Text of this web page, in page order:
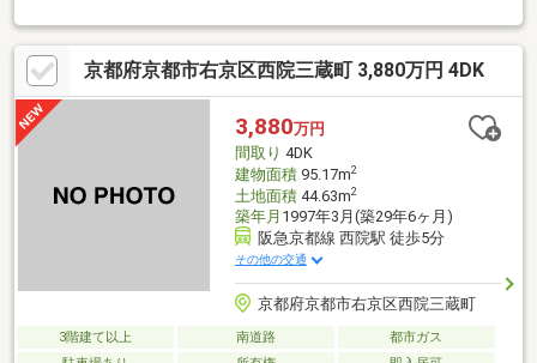
見学予約受付中 ■■■■■ご希望があれば周辺物件もご一緒にご案
内できます。現地集合・現地解散も可能。営業車での送迎も可能
です。お問い合わせは 0120-50-2982 までお気軽にご連絡ください
ませ。福屋不動産販売 京都北店
京都府京都市右京区西院三蔵町 3,880万円 4DK
3,880万円
間取り 4DK
建物面積95.17m2
土地面積44.63m2
築年月 1997年3月(築29年6ヶ月)
阪急京都線 西院駅 徒歩5分
その他の交通
京都府京都市右京区西院三蔵町
3階建て以上 南道路
都市ガス